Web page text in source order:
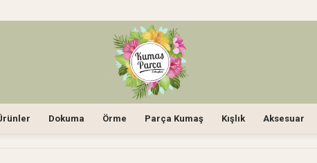
Dokuma Örme Parça Kumaş Kışlık Aksesuar